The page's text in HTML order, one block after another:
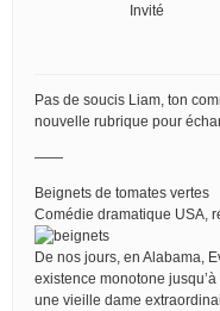
Invité
Pas de soucis Liam, ton
nouvelle rubrique pour
——
Beignets de tomates vertes
Comédie dramatique USA,
De nos jours, en Alabama,
existence monotone
une vieille dame